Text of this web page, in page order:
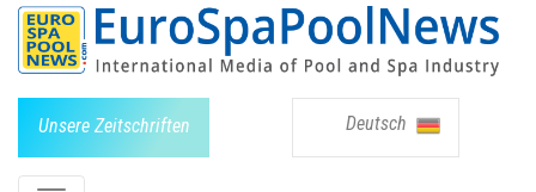
Unsere Zeitschriften Deutsch